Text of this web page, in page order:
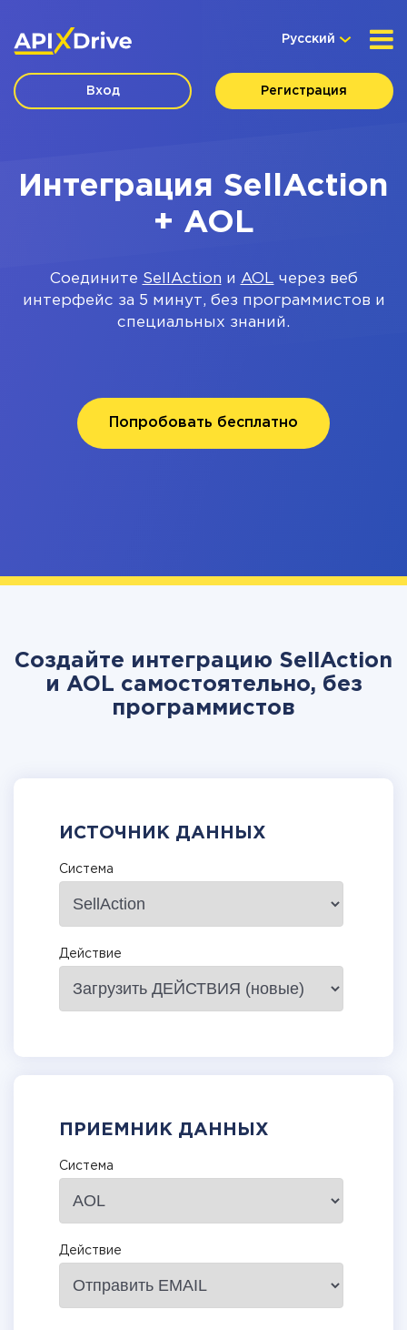
Русский
Вход Регистрация
Интеграция SellAction
+ AOL
Соедините SellAction и AOL через веб
интерфейс за 5 минут, без программистов и
специальных знаний.
Попробовать бесплатно
Создайте интеграцию SellAction
и AOL самостоятельно, без
программистов
ИСТОЧНИК ДАННЫХ
Система
Действие
ПРИЕМНИК ДАННЫХ
Система
Действие